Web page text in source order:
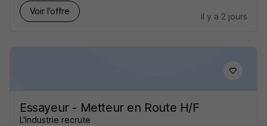
Voir l’offre
il y a 2 jours
Essayeur - Metteur en Route H/F
L'Industrie recrute